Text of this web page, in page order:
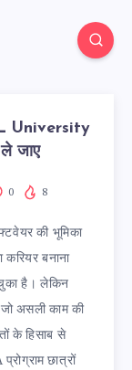
University
जाए
0 8
की भूमिका
बनाना
है। लेकिन
जो असली काम की
के हिसाब से
छात्रों